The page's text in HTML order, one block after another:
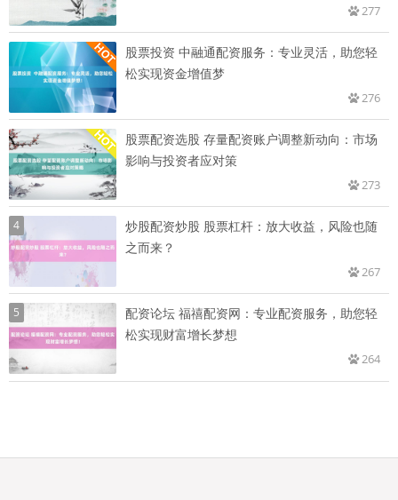
277
股票投资 中融通配资服务：专业灵活，助您轻
松实现资金增值梦
276
股票配资选股 存量配资账户调整新动向：市场
影响与投资者应对策
273
4
炒股配资炒股 股票杠杆：放大收益，风险也随
之而来？
267
5
配资论坛 福禧配资网：专业配资服务，助您轻
松实现财富增长梦想
264